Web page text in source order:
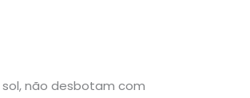
não desbotam com